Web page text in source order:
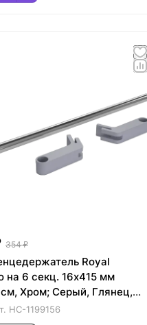
354 ₽
Royal
на 6 секц. 16х415 мм
Хром; Серый, Глянец,
НС-1199156